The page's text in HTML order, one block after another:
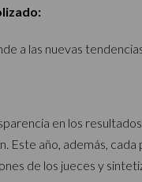
a las nuevas
en los
Este año, además,
de los jueces y